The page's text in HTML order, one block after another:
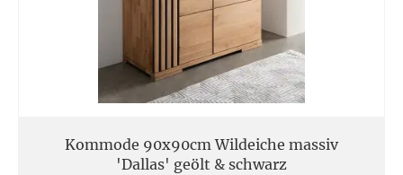
Kommode 90x90cm Wildeiche massiv
'Dallas' geölt & schwarz